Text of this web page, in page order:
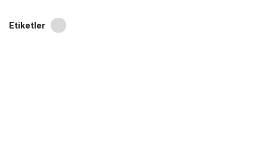
Etiketler